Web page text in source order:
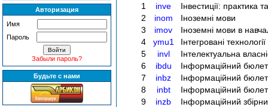
Авторизация
Имя
Пароль
Забыли пароль?
Будьте с нами
1 inve
Інвестиції: практика
2
inom
Іноземні мови
3
imov
Іноземні мови в
4
ymu1
Інтегровані
5
invl
Інтелектуальна
6
ibdu
Інформаційний
7
inbz
Інформаційний
8
inbt
Інформаційний
9
inzb
Інформаційний